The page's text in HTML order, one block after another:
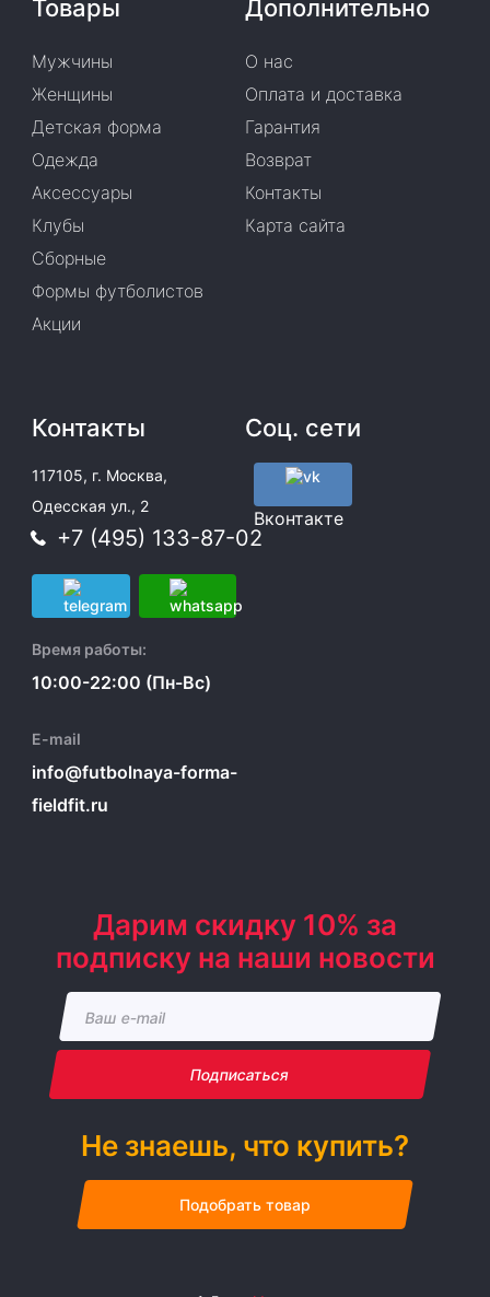
Товары
Мужчины
Женщины
Детская форма
Одежда
Аксессуары
Клубы
Сборные
Формы футболистов
Акции
Дополнительно
О нас
Оплата и доставка
Гарантия
Возврат
Контакты
Карта сайта
Контакты
117105, г. Москва,
Одесская ул., 2
+7 (495) 133-87-02
Время работы:
10:00-22:00 (Пн-Вс)
E-mail
info@futbolnaya-forma-
fieldfit.ru
Соц. сети
Вконтакте
Дарим скидку 10% за
подписку на наши новости
Подписаться
Не знаешь, что купить?
Подобрать товар